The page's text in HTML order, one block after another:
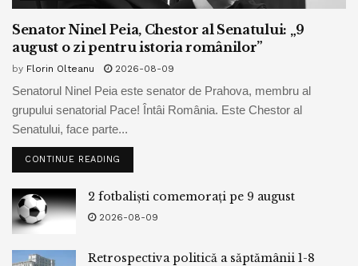
Senator Ninel Peia, Chestor al Senatului: „9
august o zi pentru istoria românilor”
by Florin Olteanu 2026-08-09
Senatorul Ninel Peia este senator de Prahova, membru al
grupului senatorial Pace! Întâi România. Este Chestor al
Senatului, face parte...
CONTINUE READING
2 fotbaliști comemorați pe 9 august
2026-08-09
Retrospectiva politică a săptămânii 1-8